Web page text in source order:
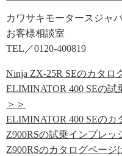
カワサキモータースジャ
お客様相談室
TEL／0120-400819
Ninja ZX-25R SEのカタロ
ELIMINATOR 400 SEの
＞＞
ELIMINATOR 400 SEのカ
Z900RSの試乗インプレッ
Z900RSのカタログページ